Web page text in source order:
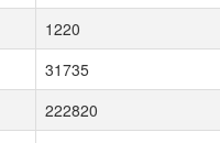
1220
31735
222820